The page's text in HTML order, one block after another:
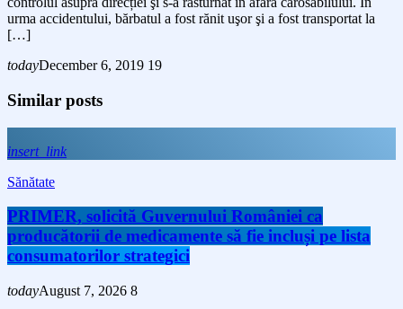
urma accidentului, bărbatul a fost rănit uşor şi a fost transportat la
[…]
todayDecember 6, 2019 19
Similar posts
insert_link
Sănătate
PRIMER, solicită Guvernului României ca
producătorii de medicamente să fie incluși pe lista
consumatorilor strategici
todayAugust 7, 2026 8